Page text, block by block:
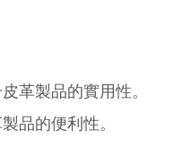
革製品的實用性。
品的便利性。